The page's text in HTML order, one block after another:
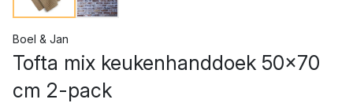
Boel & Jan
Tofta mix keukenhanddoek 50x70
cm 2-pack